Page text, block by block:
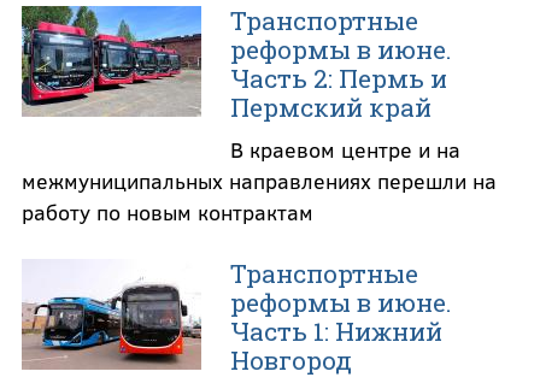
Транспортные
реформы в июне.
Часть 2: Пермь и
Пермский край
В краевом центре и на
межмуниципальных направлениях перешли на
работу по новым контрактам
Транспортные
реформы в июне.
Часть 1: Нижний
Новгород